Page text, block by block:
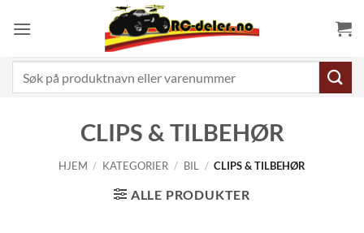
etter:
CLIPS & TILBEHØR
HJEM / KATEGORIER / BIL / CLIPS & TILBEHØR
ALLE PRODUKTER